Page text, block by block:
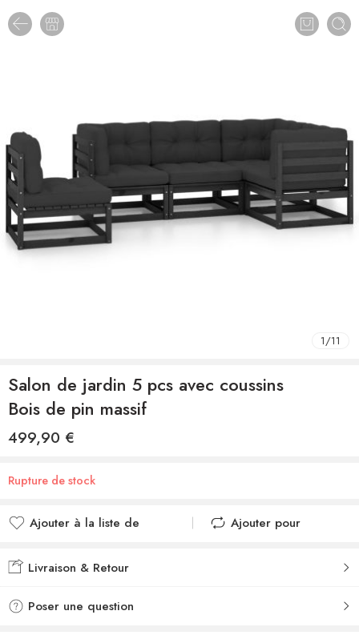
1/11
Salon de jardin 5 pcs avec coussins
Bois de pin massif
499,90 €
Rupture de stock
Ajouter à la liste de
Ajouté à la liste de
Ajouter pour
Livraison & Retour
Poser une question